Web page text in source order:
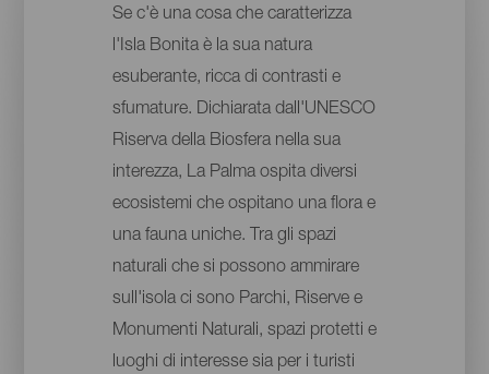
Se c'è una cosa che caratterizza
l'Isla Bonita è la sua natura
esuberante, ricca di contrasti e
sfumature. Dichiarata dall'UNESCO
Riserva della Biosfera nella sua
interezza, La Palma ospita diversi
ecosistemi che ospitano una flora e
una fauna uniche. Tra gli spazi
naturali che si possono ammirare
sull'isola ci sono Parchi, Riserve e
Monumenti Naturali, spazi protetti e
luoghi di interesse sia per i turisti